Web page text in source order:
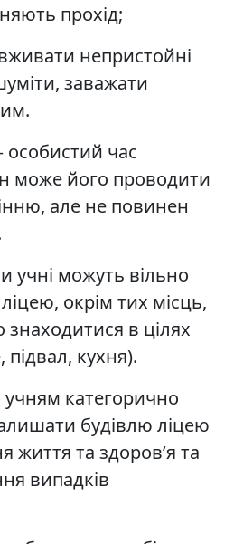
прохід;
непристойні
заважати
час
може його проводити
але не повинен
учні можуть вільно
окрім тих місць,
в цілях
кухня).
учням категорично
будівлю ліцею
життя та здоров’я та
випадків